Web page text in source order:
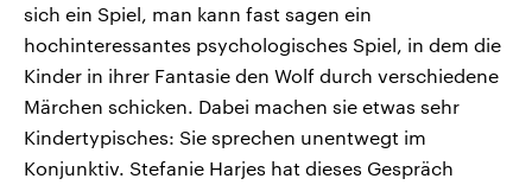
sich ein Spiel, man kann fast sagen ein
hochinteressantes psychologisches Spiel, in dem die
Kinder in ihrer Fantasie den Wolf durch verschiedene
Märchen schicken. Dabei machen sie etwas sehr
Kindertypisches: Sie sprechen unentwegt im
Konjunktiv. Stefanie Harjes hat dieses Gespräch